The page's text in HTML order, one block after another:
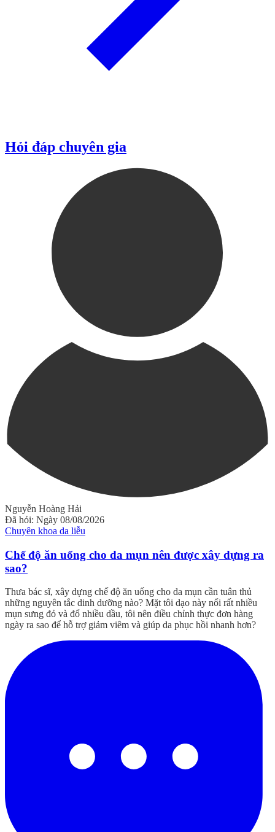
Hỏi đáp chuyên gia
Nguyễn Hoàng Hải
Đã hỏi: Ngày 08/08/2026
Chuyên khoa da liễu
Chế độ ăn uống cho da mụn nên được xây dựng ra
sao?
Thưa bác sĩ, xây dựng chế độ ăn uống cho da mụn cần tuân thủ
những nguyên tắc dinh dưỡng nào? Mặt tôi dạo này nổi rất nhiều
mụn sưng đỏ và đổ nhiều dầu, tôi nên điều chỉnh thực đơn hàng
ngày ra sao để hỗ trợ giảm viêm và giúp da phục hồi nhanh hơn?